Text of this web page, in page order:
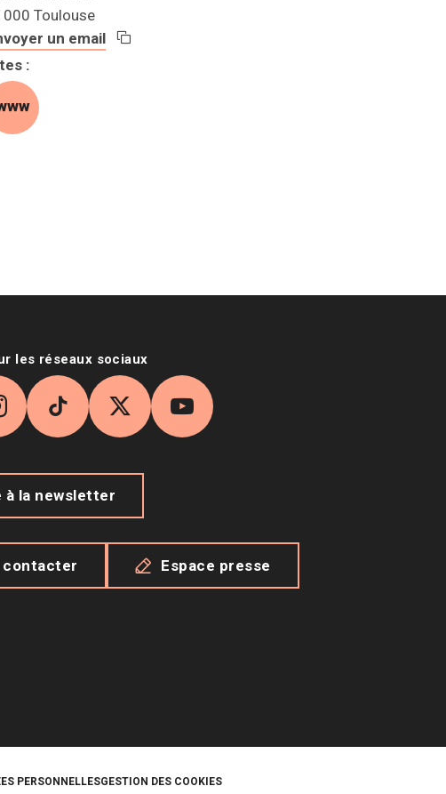
Toulouse
un email
Copier l'adresse email
:
Site web (s'ouvre dans une nouvelle fenêtre)
les réseaux sociaux
TikTokX YouTube
à la newsletter
contacter Espace presse
PERSONNELLESGESTION DES COOKIES